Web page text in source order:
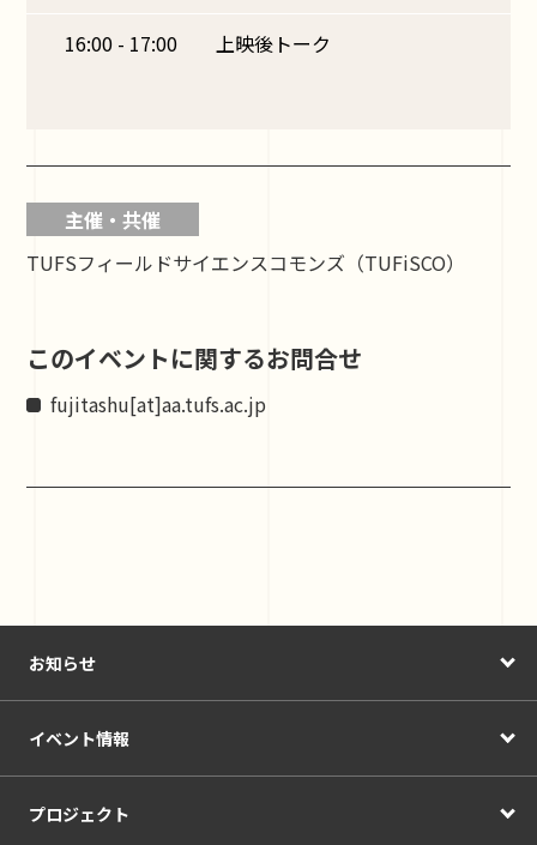
16:00 - 17:00 上映後トーク
主催・共催
TUFSフィールドサイエンスコモンズ（TUFiSCO）
このイベントに関するお問合せ
fujitashu[at]aa.tufs.ac.jp
お知らせ
イベント情報
プロジェクト